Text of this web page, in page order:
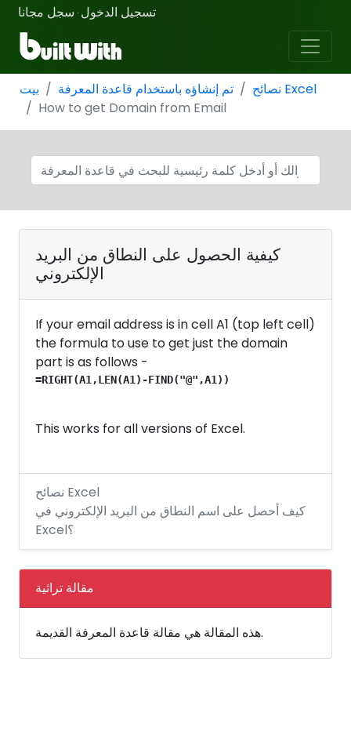
تسجيل الدخول · سجل مجانا
بيت تم إنشاؤه باستخدام قاعدة المعرفة
نصائح Excel
How to get Domain from Email
كيفية الحصول على النطاق من البريد
الإلكتروني
If your email address is in cell A1 (top left cell)
the formula to use to get just the domain
part is as follows -
=RIGHT(A1,LEN(A1)-FIND("@",A1))
This works for all versions of Excel.
نصائح Excel
كيف أحصل على اسم النطاق من البريد الإلكتروني في
Excel؟
مقالة تراثية
هذه المقالة هي مقالة قاعدة المعرفة القديمة.